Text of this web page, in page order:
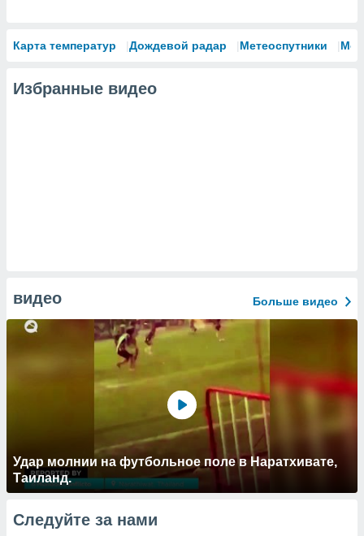
Карта температур Дождевой радар Метеоспутники
Избранные видео
видео Больше видео
Удар молнии на футбольное поле в Наратхивате,
Таиланд.
Следуйте за нами